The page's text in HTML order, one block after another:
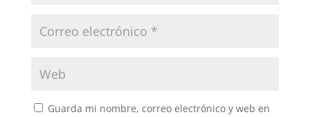
Guarda mi nombre, correo electrónico y web en